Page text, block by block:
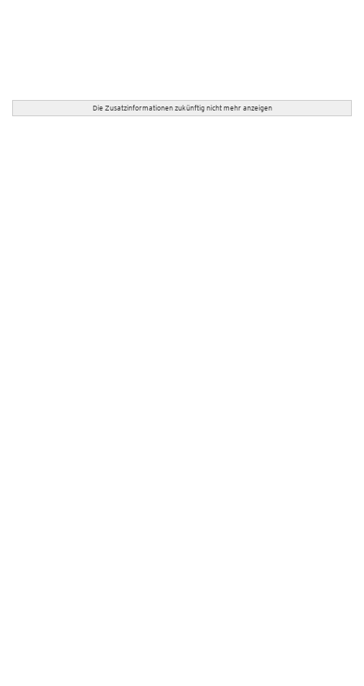
Die Zusatzinformationen zukünftig nicht mehr anzeigen